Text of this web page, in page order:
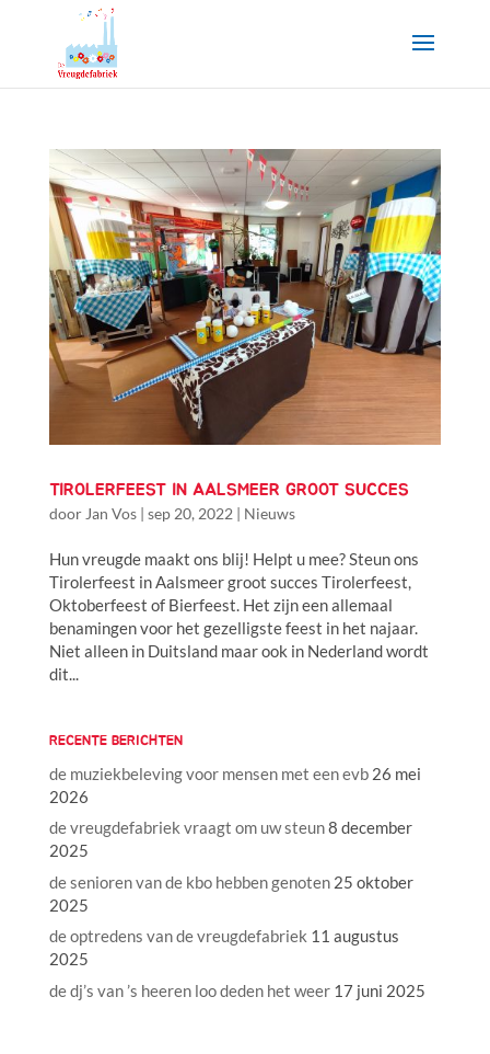
TIROLERFEEST IN AALSMEER GROOT SUCCES
door Jan Vos| sep 20, 2022 | Nieuws
Hun vreugde maakt ons blij! Helpt u mee? Steun ons
Tirolerfeest in Aalsmeer groot succes Tirolerfeest,
Oktoberfeest of Bierfeest. Het zijn een allemaal
benamingen voor het gezelligste feest in het najaar.
Niet alleen in Duitsland maar ook in Nederland wordt
dit...
RECENTE BERICHTEN
de muziekbeleving voor mensen met een evb 26 mei
2026
de vreugdefabriek vraagt om uw steun8 december
2025
de senioren van de kbo hebben genoten 25 oktober
2025
de optredens van de vreugdefabriek 11 augustus
2025
de dj’s van ’s heeren loo deden het weer 17 juni 2025